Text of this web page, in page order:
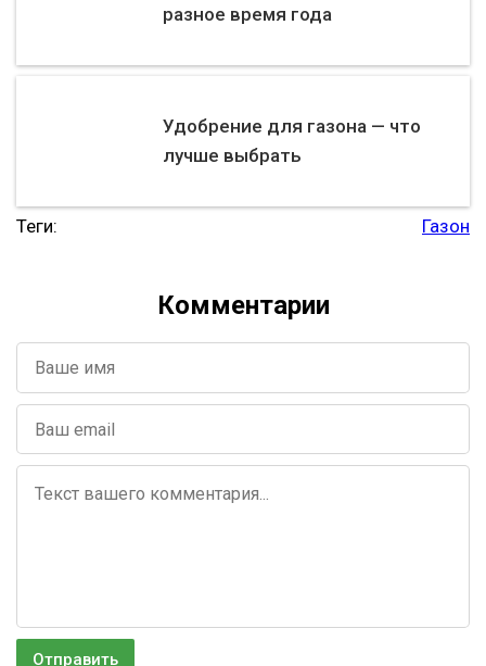
разное время года
Удобрение для газона — что
лучше выбрать
Теги: Газон
Комментарии